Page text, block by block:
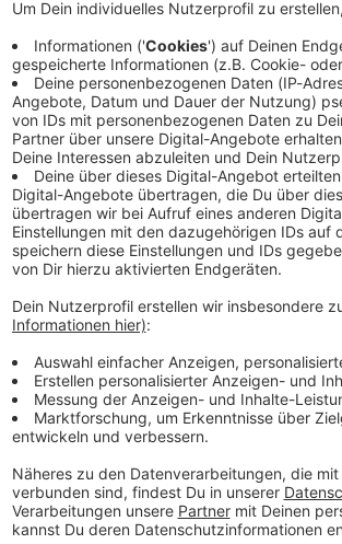
ist im schwäbischen Dasing
gefahren und von einem Lastwagen
leicht verletzt.